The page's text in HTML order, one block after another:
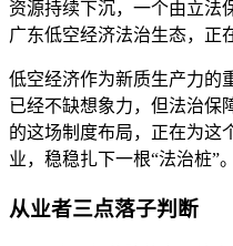
资源持续下沉，一个由立法
广东低空经济法治生态，正
低空经济作为新质生产力的
已经不缺想象力，但法治保
的这场制度布局，正在为这
业，稳稳扎下一根“法治桩”。
从业者三点落子判断